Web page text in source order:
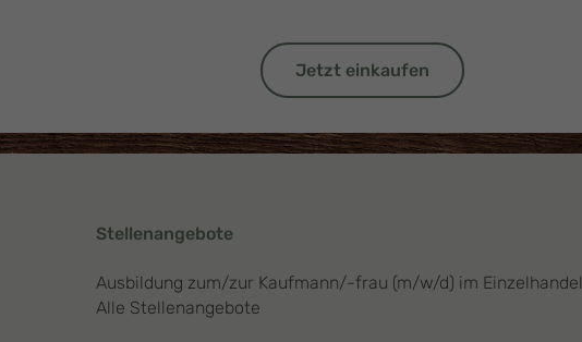
Jetzt einkaufen
Stellenangebote
Ausbildung zum/zur Kaufmann/-frau (m/w/d) im Einzelhandel
Alle Stellenangebote